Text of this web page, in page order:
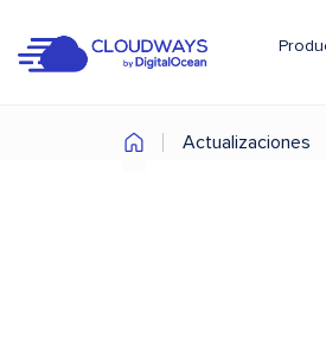
Actualizaciones